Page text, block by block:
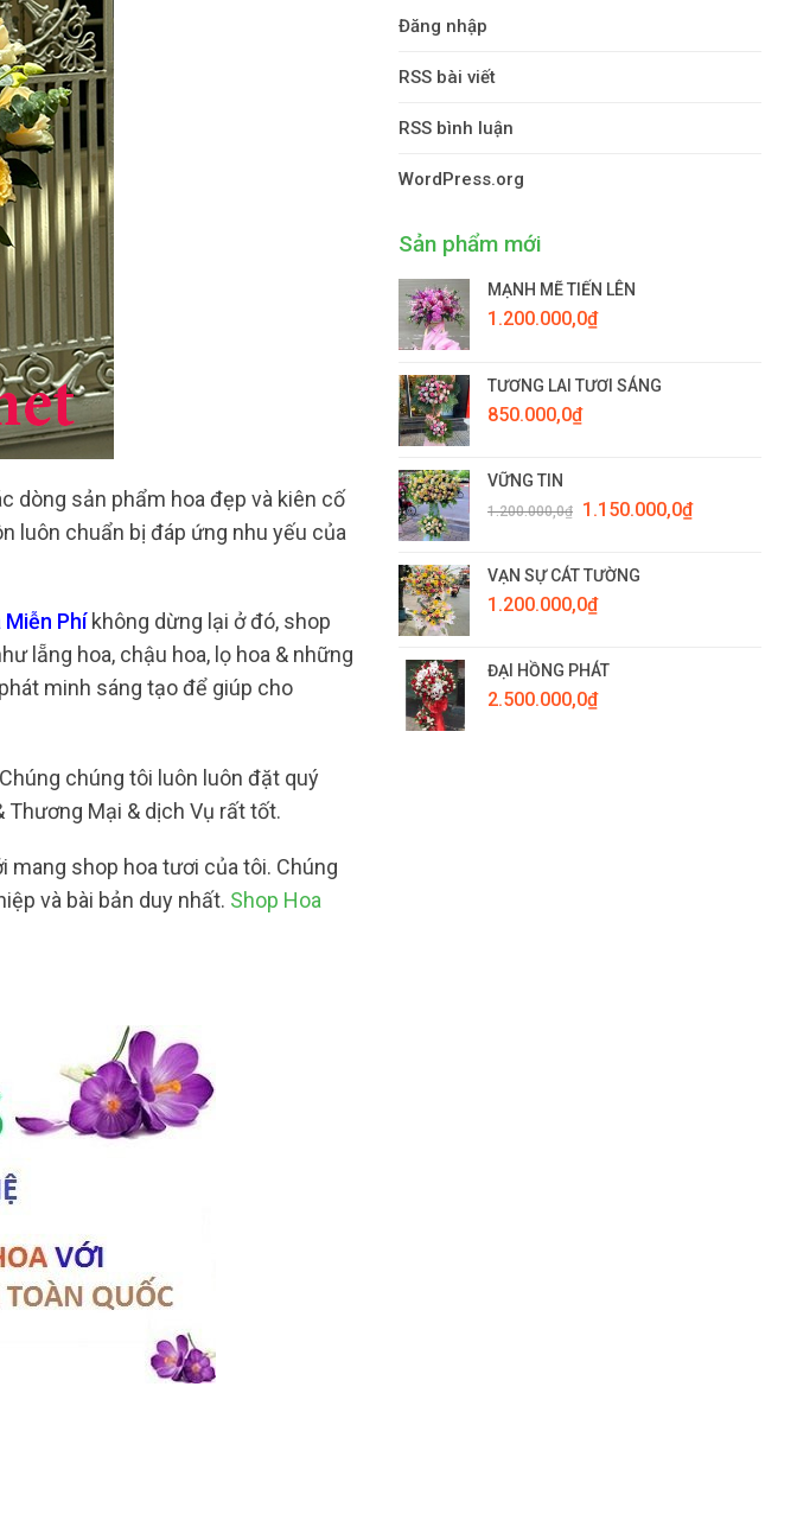
dòng sản phẩm hoa đẹp và kiên cố
luôn chuẩn bị đáp ứng nhu yếu của
Miễn Phíkhông dừng lại ở đó, shop
lẵng hoa, chậu hoa, lọ hoa & những
minh sáng tạo để giúp cho
chúng tôi luôn luôn đặt quý
Mại & dịch Vụ rất tốt.
mang shop hoa tươi của tôi. Chúng
và bài bản duy nhất. Shop Hoa
Đăng nhập
RSS bài viết
RSS bình luận
WordPress.org
Sản phẩm mới
MẠNH MẼ TIẾN LÊN
1.200.000,0₫
TƯƠNG LAI TƯƠI SÁNG
850.000,0₫
VỮNG TIN
1.200.000,0₫
Giá
1.200.000,0₫.
1.150.000,0₫Giá
VẠN SỰ CÁT TƯỜNG
1.200.000,0₫
ĐẠI HỒNG PHÁT
2.500.000,0₫